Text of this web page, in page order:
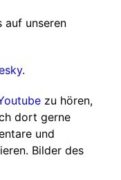
auf unseren
.
zu hören,
dort gerne
und
Bilder des